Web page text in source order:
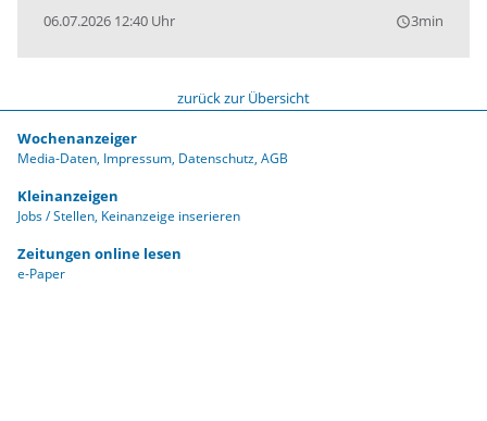
06.07.2026 12:40 Uhr query_builder3min
zurück zur Übersicht
Wochenanzeiger
Media-Daten Impressum Datenschutz AGB
Kleinanzeigen
Jobs / Stellen Keinanzeige inserieren
Zeitungen online lesen
e-Paper